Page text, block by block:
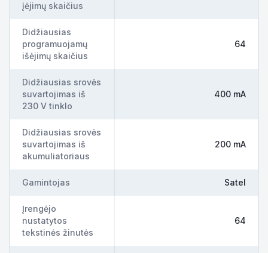
įėjimų skaičius
Didžiausias
programuojamų
išėjimų skaičius
64
Didžiausias srovės
suvartojimas iš
230 V tinklo
400 mA
Didžiausias srovės
suvartojimas iš
akumuliatoriaus
200 mA
Gamintojas Satel
Įrengėjo
nustatytos
tekstinės žinutės
64